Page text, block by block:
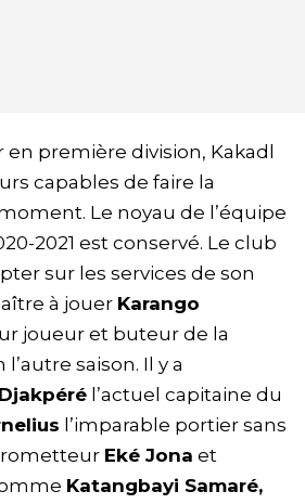
première division, Kakadl
capables de faire la
Le noyau de l’équipe
2021 est conservé. Le club
sur les services de son
à jouer Karango
joueur et buteur de la
saison. Il y a
l’actuel capitaine du
l’imparable portier sans
Eké Jona et
Katangbayi Samaré,